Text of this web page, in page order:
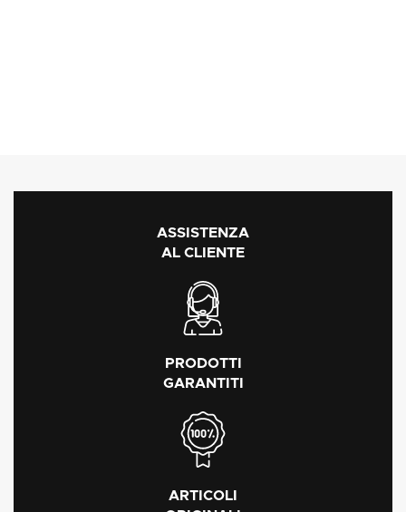
ASSISTENZA
AL CLIENTE
PRODOTTI
GARANTITI
ARTICOLI